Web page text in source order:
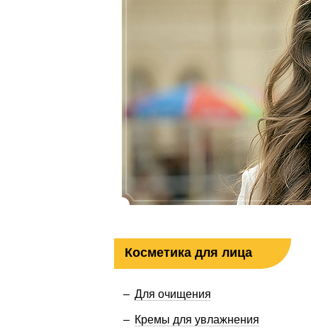
Косметика для лица
Для очищения
Кремы для увлажнения